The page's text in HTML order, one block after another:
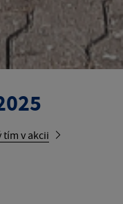
tím v akcii